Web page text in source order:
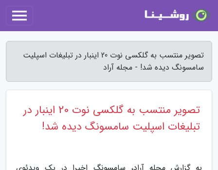
تصویر منتسب به گلکسی نوت 20 اینبار در تبلیغات اسپلیت
سامسونگ دیده شد! - مجله آراد
تصویر منتسب به گلکسی نوت 20 اینبار در
تبلیغات اسپلیت سامسونگ دیده شد!